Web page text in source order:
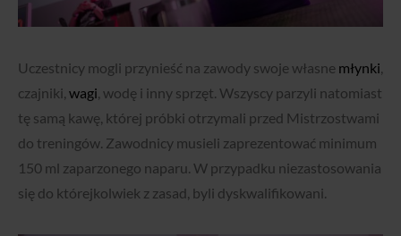
Uczestnicy mogli przynieść na zawody swoje własne młynki,
czajniki, wagi, wodę i inny sprzęt. Wszyscy parzyli natomiast
tę samą kawę, której próbki otrzymali przed Mistrzostwami
do treningów. Zawodnicy musieli zaprezentować minimum
150 ml zaparzonego naparu. W przypadku niezastosowania
się do którejkolwiek z zasad, byli dyskwalifikowani.